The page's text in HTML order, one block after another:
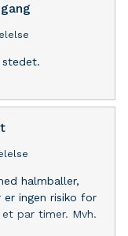
halmballer,
ingen risiko for
par timer. Mvh.